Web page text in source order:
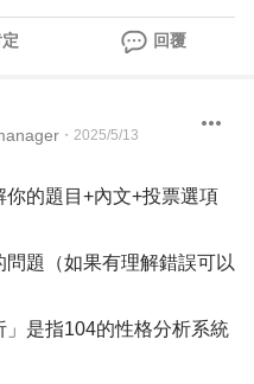
回覆
・ 2025/5/13
的題目+內文+投票選項
題（如果有理解錯誤可以
是指104的性格分析系統